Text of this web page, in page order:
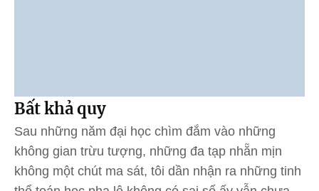
Bất khả quy
Sau những năm đại học chìm đắm vào những
không gian trừu tượng, những đa tạp nhẵn mịn
không một chút ma sát, tôi dần nhận ra những tinh